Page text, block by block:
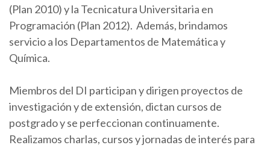
(Plan 2010) y la Tecnicatura Universitaria en
Programación (Plan 2012). Además, brindamos
servicio a los Departamentos de Matemática y
Química.
Miembros del DI participan y dirigen proyectos de
investigación y de extensión, dictan cursos de
postgrado y se perfeccionan continuamente.
Realizamos charlas, cursos y jornadas de interés para